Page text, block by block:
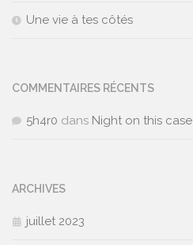
Une vie à tes côtés
COMMENTAIRES RÉCENTS
5h4r0 dans Night on this case
ARCHIVES
juillet 2023